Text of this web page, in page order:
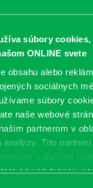
súbory cookies,
ONLINE svete
obsahu alebo
sociálnych
súbory
naše webové
partnerom v
analýzy. Títo
s ďalšími
od vás získali,